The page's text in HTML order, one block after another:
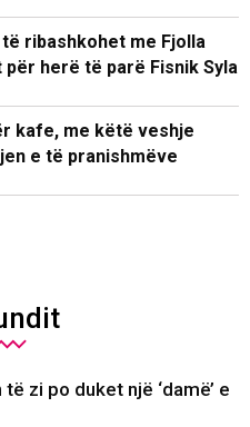
ribashkohet me Fjolla
për herë të parë Fisnik Syla
kafe, me këtë veshje
e të pranishmëve
zi po duket një ‘damë’ e